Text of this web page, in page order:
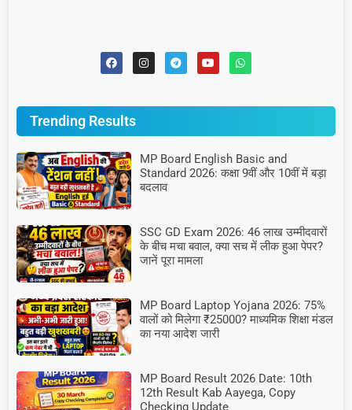
Trending Results
MP Board English Basic and
Standard 2026: कक्षा 9वीं और 10वीं में बड़ा
बदलाव
SSC GD Exam 2026: 46 लाख उम्मीदवारों
के बीच मचा बवाल, क्या सच में लीक हुआ पेपर?
जानें पूरा मामला
MP Board Laptop Yojana 2026: 75%
वालों को मिलेगा ₹25000? माध्यमिक शिक्षा मंडल
का नया आदेश जारी
MP Board Result 2026 Date: 10th
12th Result Kab Aayega, Copy
Checking Update